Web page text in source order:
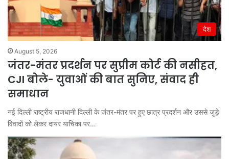
देश
August 5, 2026
जंतर-मंतर प्रदर्शन पर सुप्रीम कोर्ट की नसीहत,
CJI बोले- युवाओं की बात सुनिए, संवाद ही
समाधान
नई दिल्ली राष्ट्रीय राजधानी दिल्ली के जंतर-मंतर पर हुए छात्र प्रदर्शन और उससे जुड़े
विवादों को लेकर दायर याचिका पर…